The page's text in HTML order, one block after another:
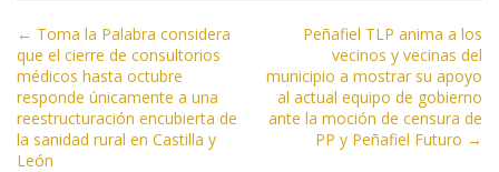
k p
N
a
v
e
g
← Toma la Palabra considera
que el cierre de consultorios
médicos hasta octubre
responde únicamente a una
reestructuración encubierta de
la sanidad rural en Castilla y
León
Peñafiel TLP anima a los
vecinos y vecinas del
municipio a mostrar su apoyo
al actual equipo de gobierno
ante la moción de censura de
PP y Peñafiel Futuro →